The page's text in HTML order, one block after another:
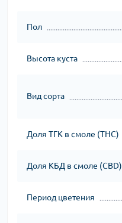
Пол
Высота куста
Вид сорта
Доля ТГК в смоле (THC)
Доля КБД в смоле (CBD)
Период цветения